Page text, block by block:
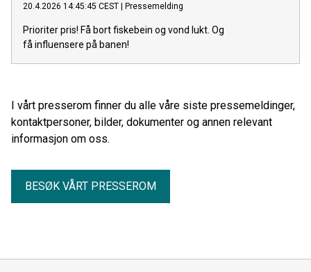
20.4.2026 14:45:45 CEST | Pressemelding
Prioriter pris! Få bort fiskebein og vond lukt. Og
få influensere på banen!
I vårt presserom finner du alle våre siste pressemeldinger,
kontaktpersoner, bilder, dokumenter og annen relevant
informasjon om oss.
BESØK VÅRT PRESSEROM